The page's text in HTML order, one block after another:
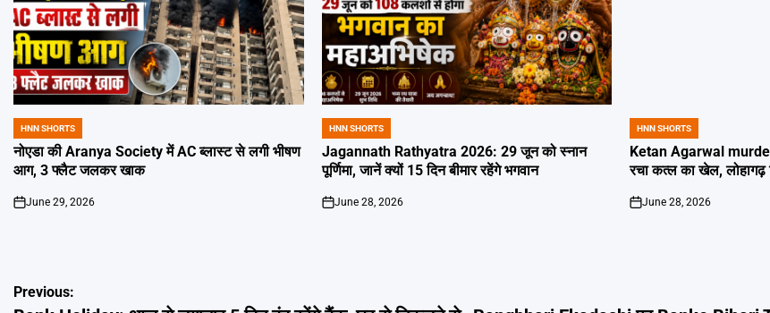
POSTED
IN
HNN SHORTS
नोएडा की Aranya Society में AC ब्लास्ट से लगी भीषण
आग, 3 फ्लैट जलकर खाक
on
June 29, 2026
POSTED
IN
HNN SHORTS
Jagannath Rathyatra 2026: 29 जून को स्नान
पूर्णिमा, जानें क्यों 15 दिन बीमार रहेंगे भगवान
on
June 28, 2026
POSTED
IN
HNN SHORTS
Ketan Agarwal
रचा कत्ल का खेल, लोहागढ़
on
June 28, 2026
Post
Previous: